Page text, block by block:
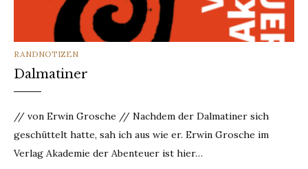
CATEGORIES
RANDNOTIZEN
Dalmatiner
// von Erwin Grosche // Nachdem der Dalmatiner sich
geschüttelt hatte, sah ich aus wie er. Erwin Grosche im
Verlag Akademie der Abenteuer ist hier…